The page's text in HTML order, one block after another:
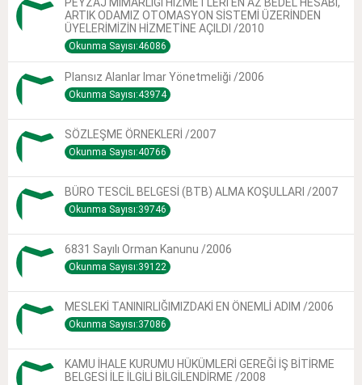
PEYZAJ MİMARLIĞI HİZMETLERİ EN AZ BEDEL HESABI,
ARTIK ODAMIZ OTOMASYON SİSTEMİ ÜZERİNDEN
ÜYELERİMİZİN HİZMETİNE AÇILDI /2010
Okunma Sayısı:46086
Plansız Alanlar Imar Yönetmeliği /2006
Okunma Sayısı:43974
SÖZLEŞME ÖRNEKLERİ /2007
Okunma Sayısı:40766
BÜRO TESCİL BELGESİ (BTB) ALMA KOŞULLARI /2007
Okunma Sayısı:39746
6831 Sayılı Orman Kanunu /2006
Okunma Sayısı:39122
MESLEKİ TANINIRLIĞIMIZDAKİ EN ÖNEMLİ ADIM /2006
Okunma Sayısı:37086
KAMU İHALE KURUMU HÜKÜMLERİ GEREĞİ İŞ BİTİRME
BELGESİ İLE İLGİLİ BİLGİLENDİRME /2008